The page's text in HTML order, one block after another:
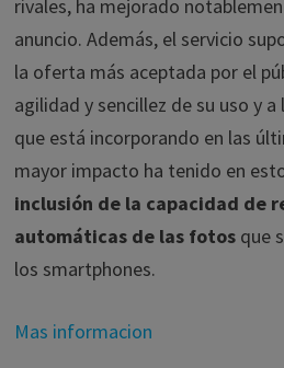
rivales, ha mejorado
anuncio. Además, el servicio
la oferta más aceptada por el
agilidad y sencillez de su uso y
que está incorporando en las
mayor impacto ha tenido en
inclusión de la capacidad de
automáticas de las fotosque
los smartphones.
Mas informacion